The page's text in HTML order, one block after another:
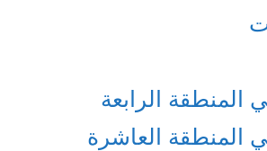
الرابعة
المنطقة العاشرة